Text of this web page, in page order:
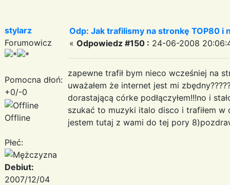
stylarz
Forumowicz
Pomocna dłoń:
+0/-0
Offline
Płeć:
Debiut:
2007/12/04
Odp: Jak trafilismy na stronkę TOP80 i
« Odpowiedz #150 : 24-06-2008
zapewne trafił bym nieco wcześniej na
uważałem że internet jest mi
dorastającą córke podłączyłem!!!no i
szukać to muzyki italo disco i trafiłem w
jestem tutaj z wami do tej pory